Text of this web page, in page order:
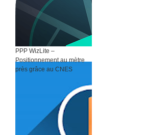
PPP WizLite –
Positionnement au mètre
près grâce au CNES